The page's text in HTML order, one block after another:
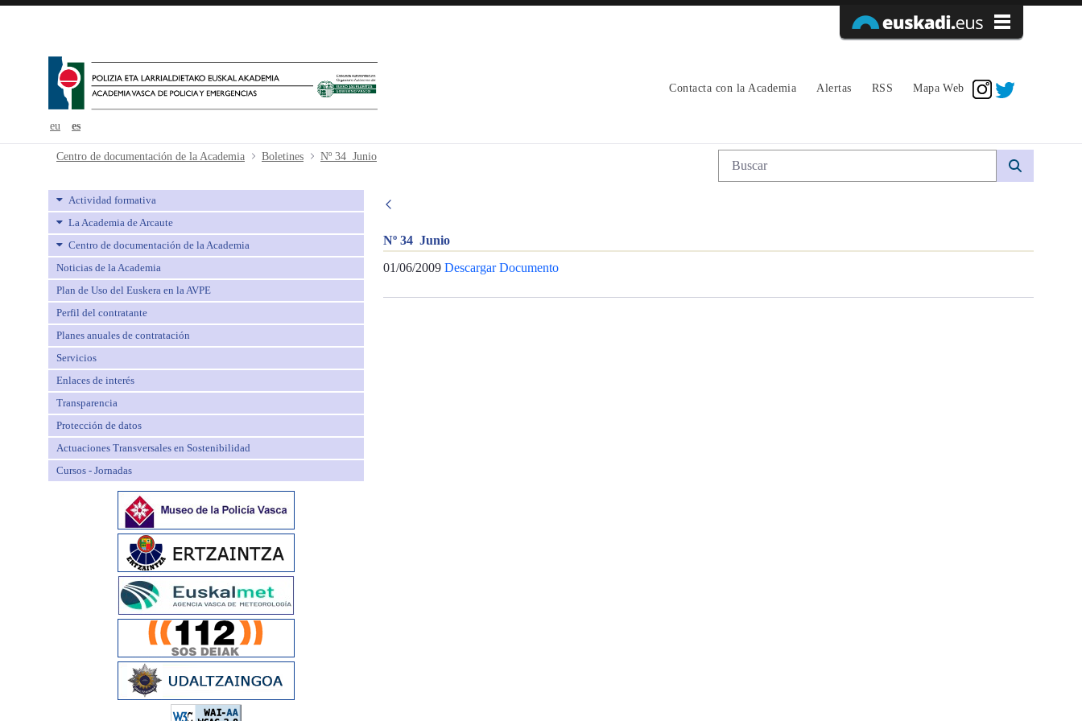
eu es
Contacta con la Academia Alertas RSS Mapa Web
Nº 34 Junio - avpe
Centro de documentación de la Academia Boletines Nº 34 Junio Búsqueda web
Actividad formativa
La Academia de Arcaute
Centro de documentación de la Academia
Noticias de la Academia
Plan de Uso del Euskera en la AVPE
Perfil del contratante
Planes anuales de contratación
Servicios
Enlaces de interés
Transparencia
Protección de datos
Actuaciones Transversales en Sostenibilidad
Cursos - Jornadas
Nº 34 Junio
01/06/2009 Descargar Documento